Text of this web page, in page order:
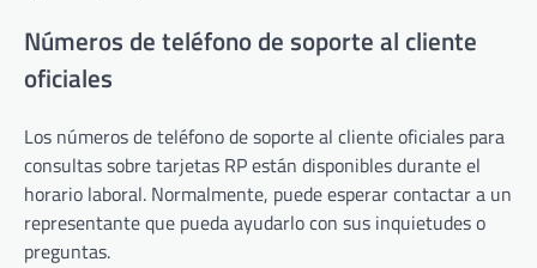
Números de teléfono de soporte al cliente
oficiales
Los números de teléfono de soporte al cliente oficiales para
consultas sobre tarjetas RP están disponibles durante el
horario laboral. Normalmente, puede esperar contactar a un
representante que pueda ayudarlo con sus inquietudes o
preguntas.